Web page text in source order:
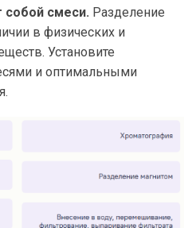
собой смеси. Разделение
в физических и
Установите
и оптимальными